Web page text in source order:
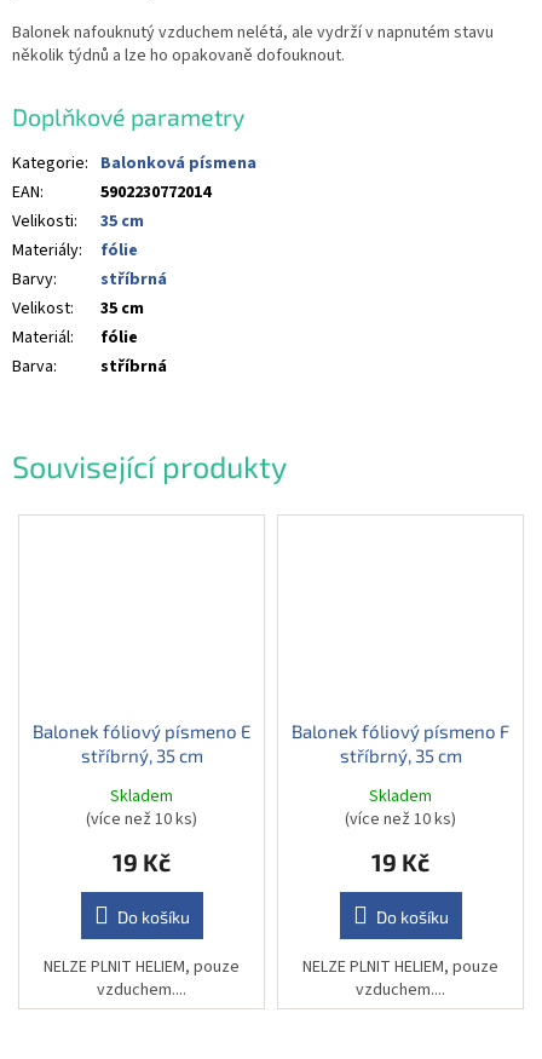
Související produkty
Balonek fóliový písmeno E
stříbrný, 35 cm
Skladem
(více než 10 ks)
19 Kč
Do košíku
NELZE PLNIT HELIEM, pouze
vzduchem....
Balonek fóliový písmeno F
stříbrný, 35 cm
Skladem
(více než 10 ks)
19 Kč
Do košíku
NELZE PLNIT HELIEM, pouze
vzduchem....
Balonek nafouknutý vzduchem nelétá, ale vydrží v napnutém stavu
několik týdnů a lze ho opakovaně dofouknout.
Doplňkové parametry
Kategorie: Balonková písmena
EAN:
5902230772014
Velikosti:
35 cm
Materiály:
fólie
Barvy:
stříbrná
Velikost:
35 cm
Materiál:
fólie
Barva: stříbrná